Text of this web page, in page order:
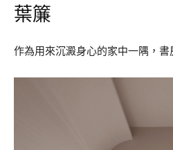
葉簾
作為用來沉澱身心的家中一隅，書